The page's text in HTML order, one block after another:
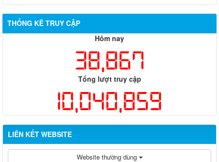
THỐNG KÊ TRUY CẬP
Hôm nay
38,867
Tổng lượt truy cập
10,040,859
LIÊN KẾT WEBSITE
Website thường dùng